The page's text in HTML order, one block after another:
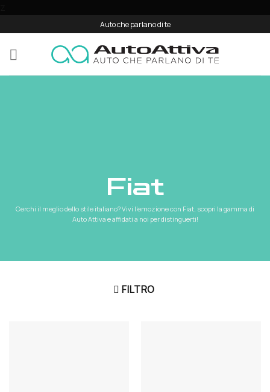
contenuti
Auto che parlano di te
fiat
Cerchi il meglio dello stile italiano? Vivi l'emozione con Fiat, scopri la gamma di
Auto Attiva e affidati a noi per distinguerti!
FILTRO